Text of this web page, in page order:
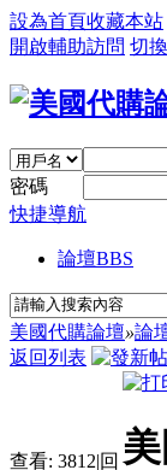
設為首頁收藏本站
開啟輔助訪問 切
密碼
快捷導航
論壇BBS
美國代購論壇»論
返回列表
查看: 3812|回